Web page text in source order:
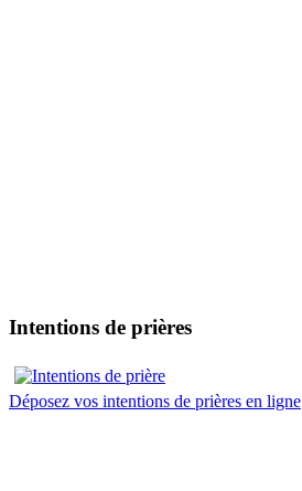
Intentions de prières
Déposez vos intentions de prières en ligne